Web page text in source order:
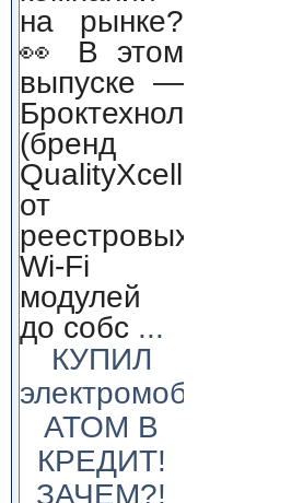
на рынке?
👀 В этом
выпуске —
Броктехнолоджи
(бренд
QualityXcellence):
от
реестровых
Wi-Fi
модулей
до собс ...
КУПИЛ
электромобиль
АТОМ В
КРЕДИТ!
ЗАЧЕМ?!